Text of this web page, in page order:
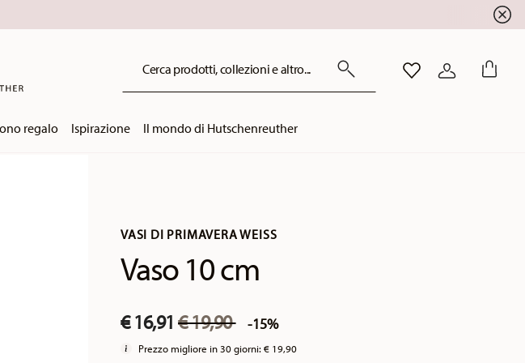
Cerca prodotti, collezioni e altro... LISTA DESIDERI
ACCEDI
regalo Ispirazione Il mondo di Hutschenreuther
VASI DI PRIMAVERA WEISS
Vaso 10 cm
€ 16,91Price reduced from
€ 19,90to-15%
Prezzo migliore in 30 giorni:€ 19,90